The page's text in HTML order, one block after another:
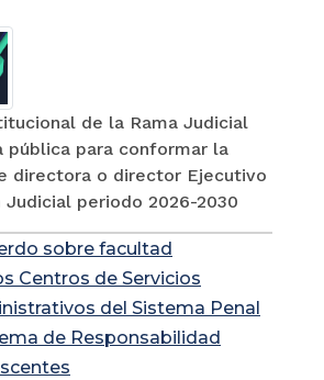
de la Rama Judicial
pública para conformar la
directora o director Ejecutivo
Judicial periodo 2026-2030
sobre facultad
Centros de Servicios
del Sistema Penal
de Responsabilidad